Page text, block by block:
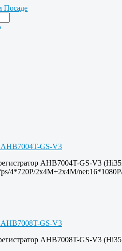
AHB7004T-GS-V3
4*720P/2x4M+2x4M/
AHB7008T-GS-V3